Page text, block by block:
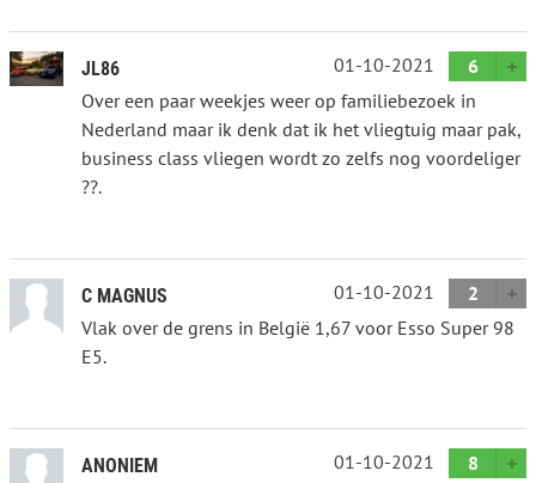
JL86 01-10-2021
6
Over een paar weekjes weer op familiebezoek in
Nederland maar ik denk dat ik het vliegtuig maar pak,
business class vliegen wordt zo zelfs nog voordeliger
??.
C MAGNUS 01-10-2021
2
Vlak over de grens in België 1,67 voor Esso Super 98
E5.
ANONIEM 01-10-2021
8